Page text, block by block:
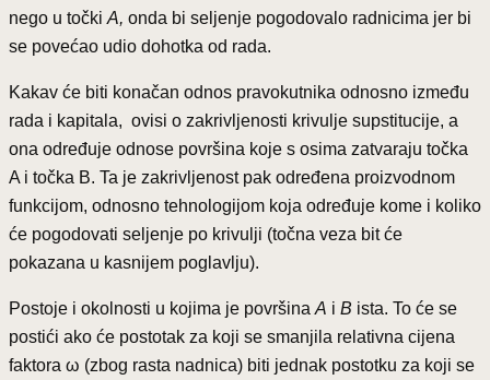
nego u točki A, onda bi seljenje pogodovalo radnicima jer bi
se povećao udio dohotka od rada.
Kakav će biti konačan odnos pravokutnika odnosno između
rada i kapitala, ovisi o zakrivljenosti krivulje supstitucije, a
ona određuje odnose površina koje s osima zatvaraju točka
A i točka B. Ta je zakrivljenost pak određena proizvodnom
funkcijom, odnosno tehnologijom koja određuje kome i koliko
će pogodovati seljenje po krivulji (točna veza bit će
pokazana u kasnijem poglavlju).
Postoje i okolnosti u kojima je površina A i B ista. To će se
postići ako će postotak za koji se smanjila relativna cijena
faktora ω (zbog rasta nadnica) biti jednak postotku za koji se